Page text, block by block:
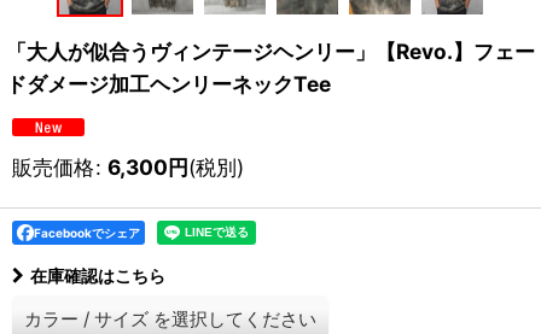
「大人が似合うヴィンテージヘンリー」【Revo.】フェー
ドダメージ加工ヘンリーネックTee
販売価格: 6,300円(税別)
Facebookでシェア
在庫確認はこちら
カラー / サイズ を選択してください